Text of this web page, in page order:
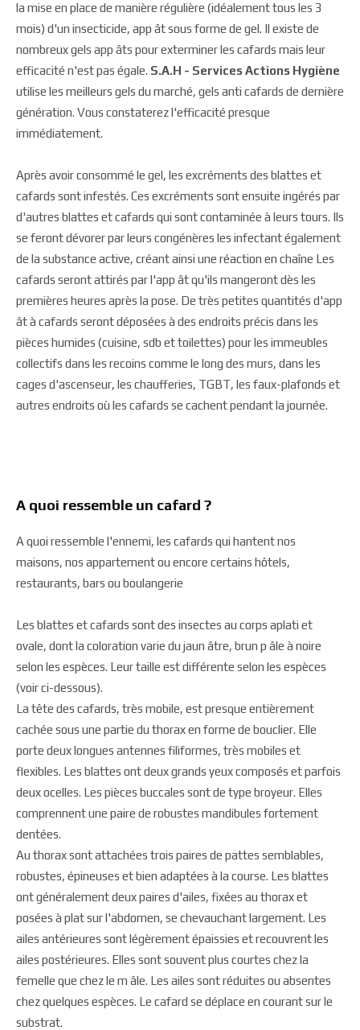
la mise en place de manière régulière (idéalement tous les 3
mois) d'un insecticide, app ât sous forme de gel. Il existe de
nombreux gels app âts pour exterminer les cafards mais leur
efficacité n'est pas égale. S.A.H - Services Actions Hygiène
utilise les meilleurs gels du marché, gels anti cafards de dernière
génération. Vous constaterez l'efficacité presque
immédiatement.
Après avoir consommé le gel, les excréments des blattes et
cafards sont infestés. Ces excréments sont ensuite ingérés par
d'autres blattes et cafards qui sont contaminée à leurs tours. Ils
se feront dévorer par leurs congénères les infectant également
de la substance active, créant ainsi une réaction en chaîne Les
cafards seront attirés par l'app ât qu'ils mangeront dès les
premières heures après la pose. De très petites quantités d'app
ât à cafards seront déposées à des endroits précis dans les
pièces humides (cuisine, sdb et toilettes) pour les immeubles
collectifs dans les recoins comme le long des murs, dans les
cages d'ascenseur, les chaufferies, TGBT, les faux-plafonds et
autres endroits où les cafards se cachent pendant la journée.
A quoi ressemble un cafard ?
A quoi ressemble l'ennemi, les cafards qui hantent nos
maisons, nos appartement ou encore certains hôtels,
restaurants, bars ou boulangerie
Les blattes et cafards sont des insectes au corps aplati et
ovale, dont la coloration varie du jaun âtre, brun p âle à noire
selon les espèces. Leur taille est différente selon les espèces
(voir ci-dessous).
La tête des cafards, très mobile, est presque entièrement
cachée sous une partie du thorax en forme de bouclier. Elle
porte deux longues antennes filiformes, très mobiles et
flexibles. Les blattes ont deux grands yeux composés et parfois
deux ocelles. Les pièces buccales sont de type broyeur. Elles
comprennent une paire de robustes mandibules fortement
dentées.
Au thorax sont attachées trois paires de pattes semblables,
robustes, épineuses et bien adaptées à la course. Les blattes
ont généralement deux paires d'ailes, fixées au thorax et
posées à plat sur l'abdomen, se chevauchant largement. Les
ailes antérieures sont légèrement épaissies et recouvrent les
ailes postérieures. Elles sont souvent plus courtes chez la
femelle que chez le m âle. Les ailes sont réduites ou absentes
chez quelques espèces. Le cafard se déplace en courant sur le
substrat.